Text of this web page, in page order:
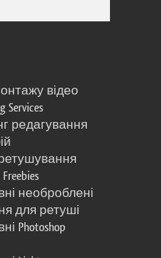
відео
Services
редагування
необроблені
для ретуші
Photoshop